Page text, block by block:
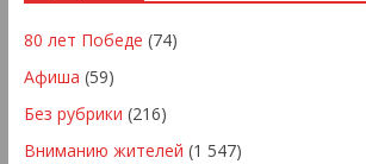
80 лет Победе (74)
Афиша (59)
Без рубрики (216)
Вниманию жителей (1 547)